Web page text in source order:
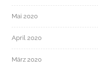
Mai 2020
April 2020
März 2020